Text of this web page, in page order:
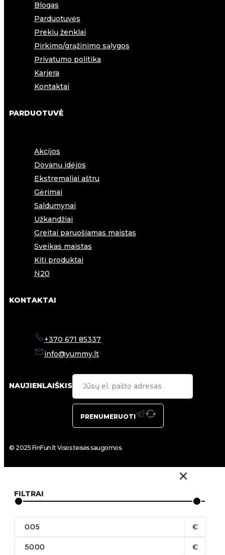
Blogas
Parduotuvės
Prekių ženklai
Pirkimo/grąžinimo sąlygos
Privatumo politika
Karjera
Kontaktai
PARDUOTUVĖ
Akcijos
Dovanų idėjos
Ekstremaliai aštru
Gėrimai
Saldumynai
Užkandžiai
Greitai paruošiamas maistas
Sveikas maistas
Kiti produktai
N20
KONTAKTAI
+370 671 85337
info@yummy.lt
NAUJIENLAIŠKIS
PRENUMERUOTI
© 2025 FinFun.lt Visos teisės saugomos.
FILTRAI
€
€